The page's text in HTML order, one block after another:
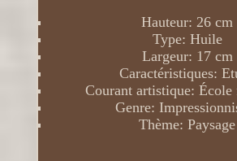
Hauteur: 26 cm
Type: Huile
Largeur: 17 cm
Caractéristiques:
Courant artistique: École
Genre:
Thème: Paysage